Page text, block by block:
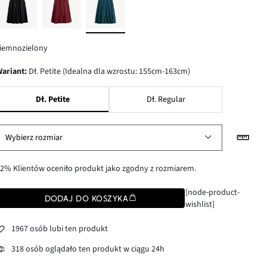
wariant: Dł. Petite (Idealna dla wzrostu: 155cm-163cm)
Dł. Petite Dł. Regular
Wybierz rozmiar
Klientów oceniło produkt jako zgodny z rozmiarem.
DODAJ DO KOSZYKA
[node-product-
wishlist]
1967 osób lubi ten produkt
318 osób oglądało ten produkt w ciągu 24h